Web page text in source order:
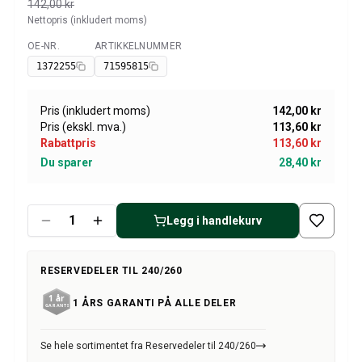
Amazon dekk/felg/navkapsler
Reservedeler til 1800
1800 Bremsesystem
1800 Drivstoff/Avgassystem
Volvo 1800 Karosseri
1800 Kjølesystem
1800 Motorregulering
1800 Motordeler
1800 Forvogn
Varme/Friskluftsanlegg 1800 (1961–73)
1800 Dekk/Felg
Reservedeler til 140/164
Volvo 140/164 karosseri
140/164 Bremsesystem
140/164 Elsystem
142,00 kr
Nettopris (inkludert moms)
Tilgjengelig
OE-NR.
1372255
ARTIKKELNUMMER
71595815
Pris (inkludert moms)
142,00 kr
Pris (ekskl. mva.)
113,60 kr
Rabattpris
113,60 kr
Du sparer
28,40 kr
Legg i handlekurv
RESERVEDELER TIL 240/260
1 ÅRS GARANTI PÅ ALLE DELER
Se hele sortimentet fra Reservedeler til 240/260